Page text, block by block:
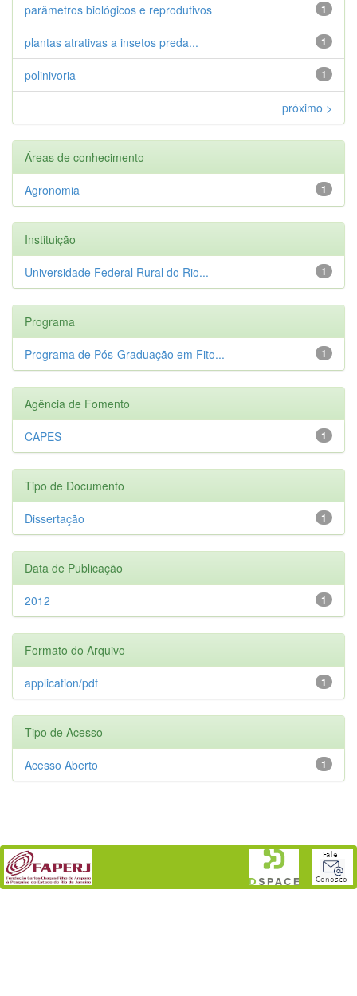
1
parâmetros biológicos e reprodutivos
1
plantas atrativas a insetos preda...
1
polinivoria
próximo >
Áreas de conhecimento
1
Agronomia
Instituição
1
Universidade Federal Rural do Rio...
Programa
1
Programa de Pós-Graduação em Fito...
Agência de Fomento
1
CAPES
Tipo de Documento
1
Dissertação
Data de Publicação
1
2012
Formato do Arquivo
1
application/pdf
Tipo de Acesso
1
Acesso Aberto